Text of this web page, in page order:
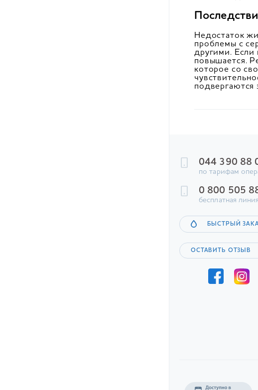
Недостаток
проблемы с
другими. Если
повышается.
которое со
подвергаются
044 390 88
по тарифам
0 800 505
бесплатная линия
БЫСТРЫЙ
ОСТАВИТЬ ОТЗЫВ